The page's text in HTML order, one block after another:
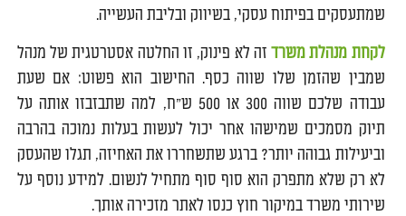
שמתעסקים בפיתוח עסקי, בשיווק ובליבת העשייה.
לקחת מנהלת משרדזה לא פינוק, זו החלטה אסטרטגית של מנהל
שמבין שהזמן שלו שווה כסף. החישוב הוא פשוט: אם שעת
עבודה שלכם שווה 300 או 500 ש"ח, למה שתבזבזו אותה על
תיוק מסמכים שמישהו אחר יכול לעשות בעלות נמוכה בהרבה
וביעילות גבוהה יותר? ברגע שתשחררו את האחיזה, תגלו שהעסק
לא רק שלא מתפרק הוא סוף סוף מתחיל לנשום. למידע נוסף על
שירותי משרד במיקור חוץ כנסו לאתר מזכירה אותך.